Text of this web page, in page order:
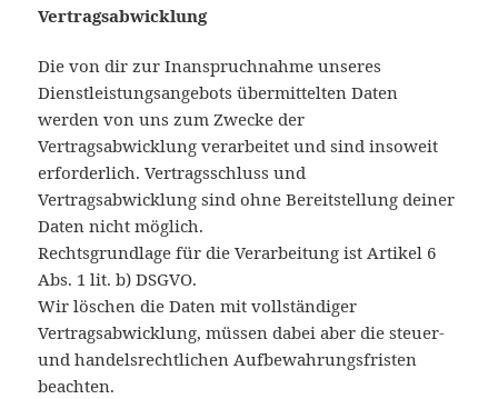
Vertragsabwicklung
Die von dir zur Inanspruchnahme unseres
Dienstleistungsangebots übermittelten Daten
werden von uns zum Zwecke der
Vertragsabwicklung verarbeitet und sind insoweit
erforderlich. Vertragsschluss und
Vertragsabwicklung sind ohne Bereitstellung deiner
Daten nicht möglich.
Rechtsgrundlage für die Verarbeitung ist Artikel 6
Abs. 1 lit. b) DSGVO.
Wir löschen die Daten mit vollständiger
Vertragsabwicklung, müssen dabei aber die steuer-
und handelsrechtlichen Aufbewahrungsfristen
beachten.